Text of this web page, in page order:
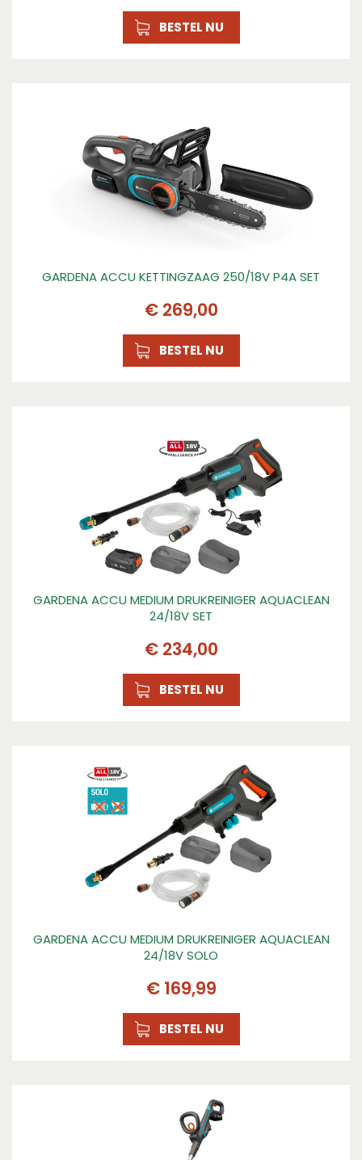
BESTEL NU
GARDENA ACCU KETTINGZAAG 250/18V P4A SET
€ 269,00
BESTEL NU
GARDENA ACCU MEDIUM DRUKREINIGER AQUACLEAN
24/18V SET
€ 234,00
BESTEL NU
GARDENA ACCU MEDIUM DRUKREINIGER AQUACLEAN
24/18V SOLO
€ 169,99
BESTEL NU